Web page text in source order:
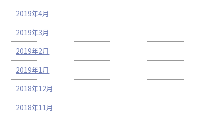
2019年4月
2019年3月
2019年2月
2019年1月
2018年12月
2018年11月